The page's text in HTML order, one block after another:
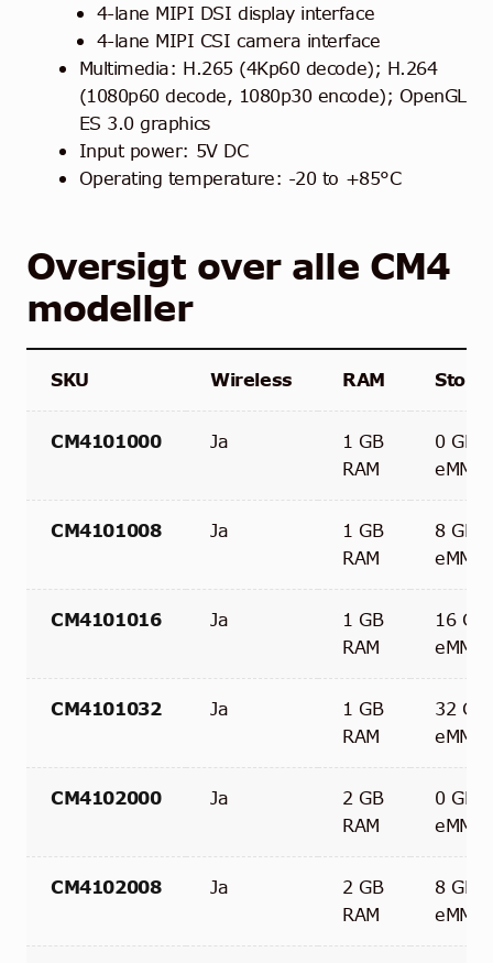
4-lane MIPI DSI display interface
4-lane MIPI CSI camera interface
Multimedia: H.265 (4Kp60 decode); H.264
(1080p60 decode, 1080p30 encode); OpenGL
ES 3.0 graphics
Input power: 5V DC
Operating temperature: -20 to +85°C
Oversigt over alle CM4
modeller
SKU Wireless RAM
CM4101000 Ja
1 GB
RAM
0 GB
eMMC
CM4101008 Ja
1 GB
RAM
8 GB
eMMC
CM4101016 Ja
1 GB
RAM
16 GB
eMMC
CM4101032 Ja
1 GB
RAM
32 GB
eMMC
CM4102000 Ja
2 GB
RAM
0 GB
eMMC
CM4102008 Ja
2 GB
RAM
8 GB
eMMC